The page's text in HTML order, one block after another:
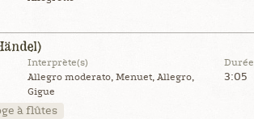
Interprète(s)
Allegro moderato, Menuet, Allegro,
Gigue
Durée
3:05
à flûtes